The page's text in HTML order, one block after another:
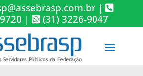
|
| (31) 3226-9047